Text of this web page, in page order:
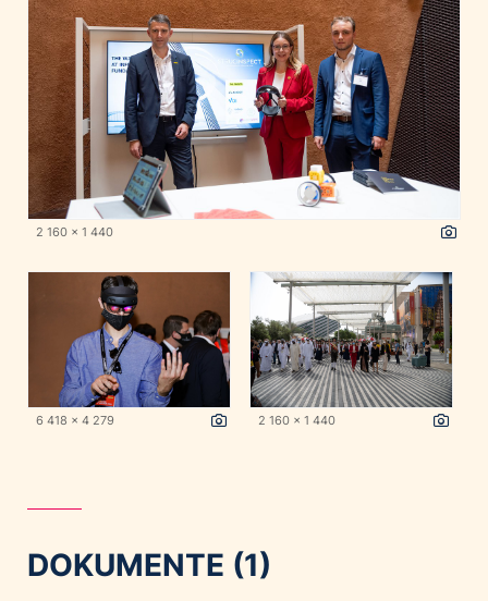
2 160 x 1 440
6 418 x 4 279 2 160 x 1 440
DOKUMENTE (1)